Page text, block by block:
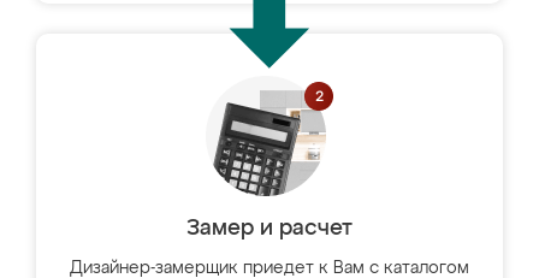
Замер и расчет
Дизайнер-замерщик приедет к Вам с каталогом